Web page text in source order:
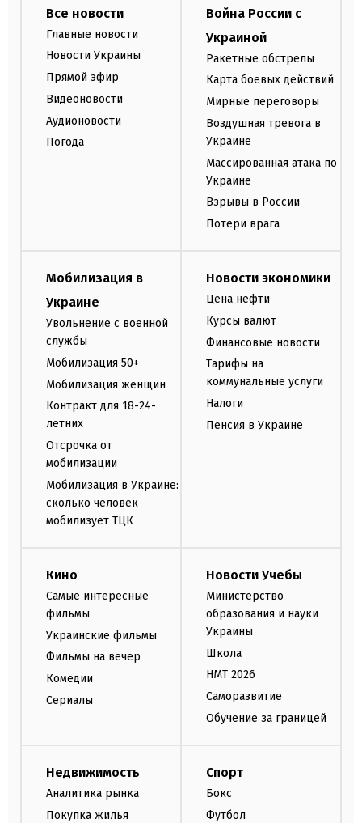
Все новости
Главные новости
Новости Украины
Прямой эфир
Видеоновости
Аудионовости
Погода
Война России с
Украиной
Ракетные обстрелы
Карта боевых действий
Мирные переговоры
Воздушная тревога в
Украине
Массированная атака по
Украине
Взрывы в России
Потери врага
Мобилизация в
Украине
Увольнение с военной
службы
Мобилизация 50+
Мобилизация женщин
Контракт для 18-24-
летних
Отсрочка от
мобилизации
Мобилизация в Украине:
сколько человек
мобилизует ТЦК
Новости экономики
Цена нефти
Курсы валют
Финансовые новости
Тарифы на
коммунальные услуги
Налоги
Пенсия в Украине
Кино
Самые интересные
фильмы
Украинские фильмы
Фильмы на вечер
Комедии
Сериалы
Новости Учебы
Министерство
образования и науки
Украины
Школа
НМТ 2026
Саморазвитие
Обучение за границей
Недвижимость
Аналитика рынка
Покупка жилья
Спорт
Бокс
Футбол